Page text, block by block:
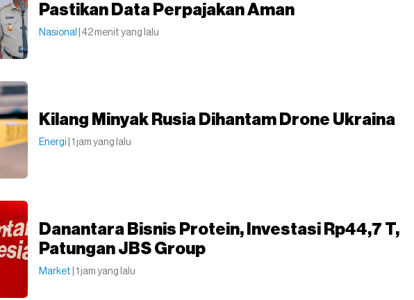
Pastikan Data Perpajakan Aman
Nasional | 42 menit yang lalu
Kilang Minyak Rusia Dihantam Drone Ukraina
Energi | 1 jam yang lalu
Danantara Bisnis Protein, Investasi Rp44,7 T,
Patungan JBS Group
Market | 1 jam yang lalu